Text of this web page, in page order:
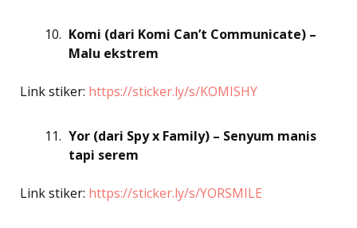
Komi (dari Komi Can’t Communicate) –
Malu ekstrem
Link stiker: https://sticker.ly/s/KOMISHY
Yor (dari Spy x Family) – Senyum manis
tapi serem
Link stiker: https://sticker.ly/s/YORSMILE